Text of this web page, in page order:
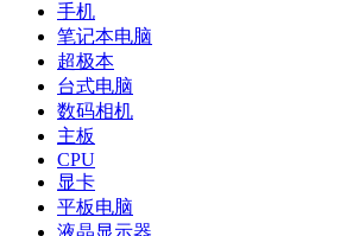
手机
笔记本电脑
超极本
台式电脑
数码相机
主板
CPU
显卡
平板电脑
液晶显示器